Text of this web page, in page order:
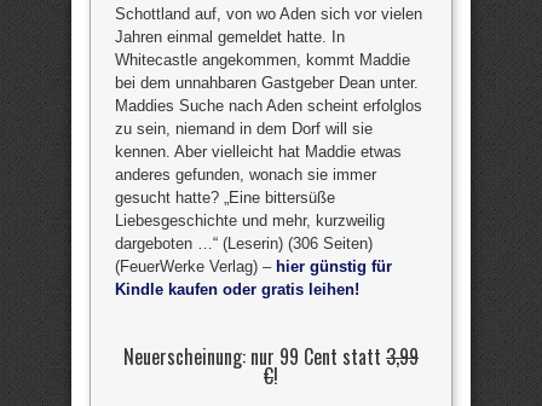
Schottland auf, von wo Aden sich vor vielen
Jahren einmal gemeldet hatte. In
Whitecastle angekommen, kommt Maddie
bei dem unnahbaren Gastgeber Dean unter.
Maddies Suche nach Aden scheint erfolglos
zu sein, niemand in dem Dorf will sie
kennen. Aber vielleicht hat Maddie etwas
anderes gefunden, wonach sie immer
gesucht hatte? „Eine bittersüße
Liebesgeschichte und mehr, kurzweilig
dargeboten …“ (Leserin) (306 Seiten)
(FeuerWerke Verlag) – hier günstig für
Kindle kaufen oder gratis leihen!
Neuerscheinung: nur 99 Cent statt 3,99
€!